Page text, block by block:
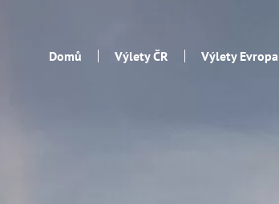
Domů Výlety ČR Výlety Evropa